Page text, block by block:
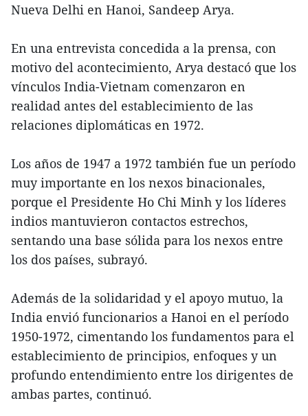
Nueva Delhi en Hanoi, Sandeep Arya.
En una entrevista concedida a la prensa, con
motivo del acontecimiento, Arya destacó que los
vínculos India-Vietnam comenzaron en
realidad antes del establecimiento de las
relaciones diplomáticas en 1972.
Los años de 1947 a 1972 también fue un período
muy importante en los nexos binacionales,
porque el Presidente Ho Chi Minh y los líderes
indios mantuvieron contactos estrechos,
sentando una base sólida para los nexos entre
los dos países, subrayó.
Además de la solidaridad y el apoyo mutuo, la
India envió funcionarios a Hanoi en el período
1950-1972, cimentando los fundamentos para el
establecimiento de principios, enfoques y un
profundo entendimiento entre los dirigentes de
ambas partes, continuó.